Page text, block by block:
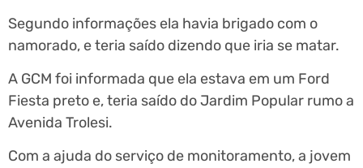
Segundo informações ela havia brigado com o
namorado, e teria saído dizendo que iria se matar.
A GCM foi informada que ela estava em um Ford
Fiesta preto e, teria saído do Jardim Popular rumo a
Avenida Trolesi.
Com a ajuda do serviço de monitoramento, a jovem